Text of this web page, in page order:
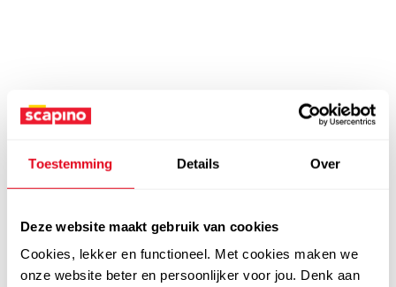
Toestemming Details Over
Deze website maakt gebruik van cookies
Cookies, lekker en functioneel. Met cookies maken we
onze website beter en persoonlijker voor jou. Denk aan